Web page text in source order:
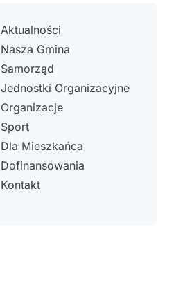
Aktualności
Nasza Gmina
Samorząd
Jednostki Organizacyjne
Organizacje
Sport
Dla Mieszkańca
Dofinansowania
Kontakt